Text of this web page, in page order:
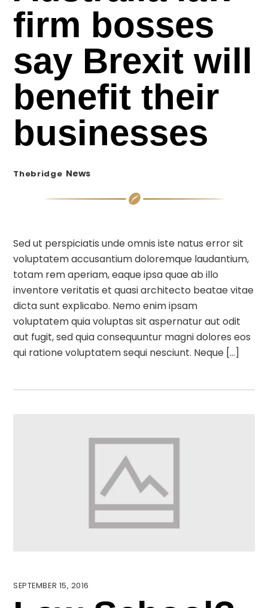
firm bosses
say Brexit will
benefit their
businesses
Thebridge News
Sed ut perspiciatis unde omnis iste natus error sit
voluptatem accusantium doloremque laudantium,
totam rem aperiam, eaque ipsa quae ab illo
inventore veritatis et quasi architecto beatae vitae
dicta sunt explicabo. Nemo enim ipsam
voluptatem quia voluptas sit aspernatur aut odit
aut fugit, sed quia consequuntur magni dolores eos
qui ratione voluptatem sequi nesciunt. Neque […]
SEPTEMBER 15, 2016